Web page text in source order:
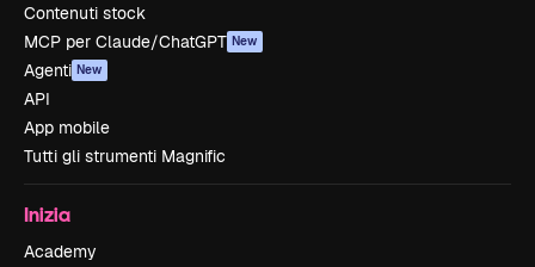
Contenuti stock
MCP per Claude/ChatGPT New
Agenti New
API
App mobile
Tutti gli strumenti Magnific
Inizia
Academy